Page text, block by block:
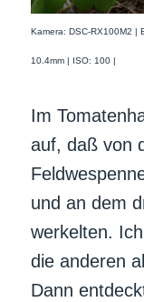
Kamera: DSC-RX100M2 |
10.4mm | ISO: 100 |
Im
auf, daß von
und an dem
werkelten.
die anderen
Dann